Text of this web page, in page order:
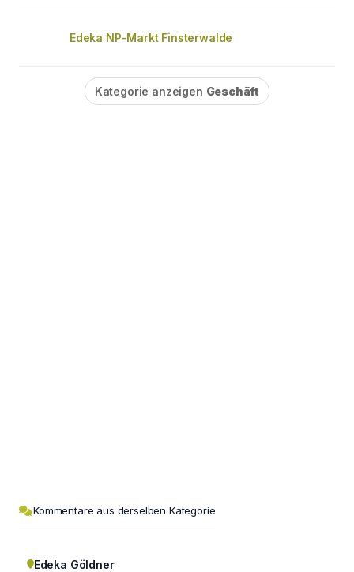
Edeka NP-Markt Finsterwalde
Kategorie anzeigen Geschäft
Kommentare aus derselben Kategorie
Edeka Göldner